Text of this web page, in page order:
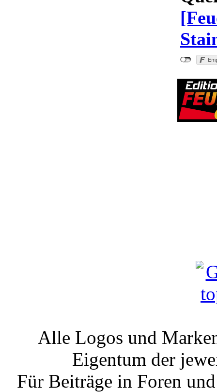
Alle Logos und
Eigentum der
Für Beiträge in Foren